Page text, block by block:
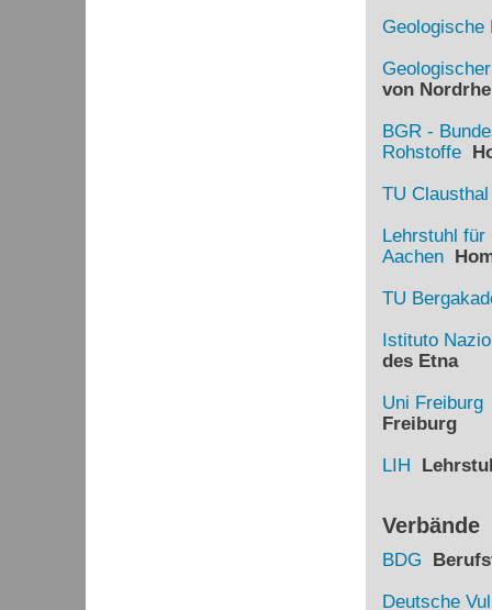
Geologische
von
BGR -
Rohstoffe
TU Clausthal
Lehrstuhl für
Aachen
TU
Istituto
des Etna
Uni Freiburg
Freiburg
LIH
Verbände
BDG
Deutsche